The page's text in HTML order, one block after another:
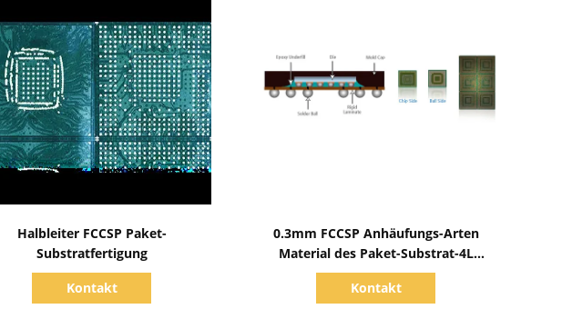
Halbleiter FCCSP Paket-
Substratfertigung
Kontakt
0.3mm FCCSP Anhäufungs-Arten
Material des Paket-Substrat-4L
ENEPIG 5*5mm BT
Kontakt